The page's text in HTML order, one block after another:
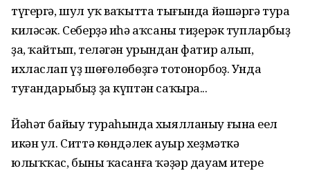
түгергә, шул уҡ ваҡытта тығында йәшәргә тура
киләсәк. Себерҙә иһә аҡсаны тиҙерәк тупларбыҙ
ҙа, ҡайтып, теләгән урындан фатир алып,
ихласлап үҙ шөғөлөбөҙгә тотонорбоҙ. Унда
туғандарыбыҙ ҙа күптән саҡыра...
Йәһәт байыу тураһында хыялланыу ғына еңел
икән ул. Ситтә көндәлек ауыр хеҙмәткә
юлыҡҡас, бының ҡасанға ҡәҙәр дауам итере